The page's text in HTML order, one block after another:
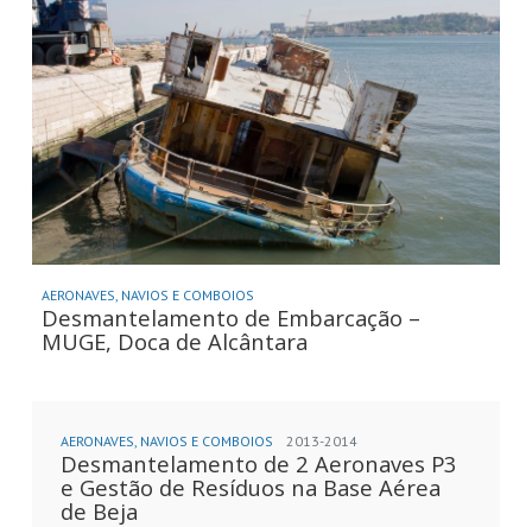
AERONAVES, NAVIOS E COMBOIOS
Desmantelamento de Embarcação –
MUGE, Doca de Alcântara
AERONAVES, NAVIOS E COMBOIOS 2013-2014
Desmantelamento de 2 Aeronaves P3
e Gestão de Resíduos na Base Aérea
de Beja